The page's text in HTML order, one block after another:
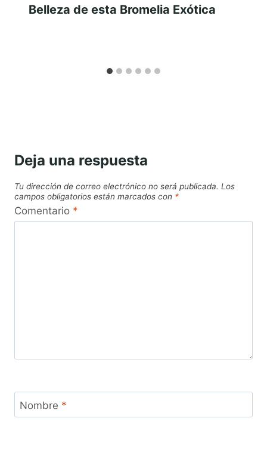
Belleza de esta Bromelia Exótica
Deja una respuesta
Tu dirección de correo electrónico no será publicada. Los
campos obligatorios están marcados con *
Comentario *
Nombre *